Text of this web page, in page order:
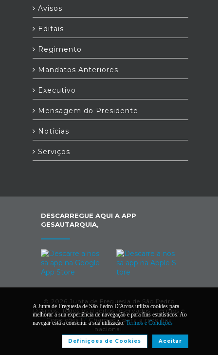
Avisos
Editais
Regimento
Mandatos Anteriores
Executivo
Mensagem do Presidente
Notícias
Serviços
DESCARREGUE AQUI A APP
GESAUTARQUIA,
© 2026 Junta de Freguesia de São Pedro
D'Arcos. Todos os direitos reservados |Termos e
Condições |* Chamada para a rede fixa
nacional.
A Junta de Freguesia de São Pedro D'Arcos utiliza cookies para
melhorar a sua experiência de navegação e para fins estatísticos. Ao
navegar está a consentir a sua utilização.Termos e Condições
Aceitar
Definiçoes de Cookies